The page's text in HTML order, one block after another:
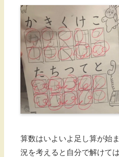
算数はいよいよ足し算が始
況を考えると自分で解けて